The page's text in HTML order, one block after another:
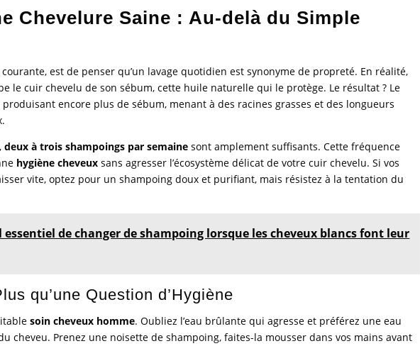
Chevelure Saine : Au-delà du Simple
est de penser qu’un lavage quotidien est synonyme de propreté. En réalité,
le cuir chevelu de son sébum, cette huile naturelle qui le protège. Le résultat ? Le
encore plus de sébum, menant à des racines grasses et des longueurs
deux à trois shampoings par semaine sont amplement suffisants. Cette fréquence
hygiène cheveux sans agresser l’écosystème délicat de votre cuir chevelu. Si vos
vite, optez pour un shampoing doux et purifiant, mais résistez à la tentation du
de changer de shampoing lorsque les cheveux blancs font leur
qu’une Question d’Hygiène
soin cheveux homme. Oubliez l’eau brûlante qui agresse et préférez une eau
cheveu. Prenez une noisette de shampoing, faites-la mousser dans vos mains avant